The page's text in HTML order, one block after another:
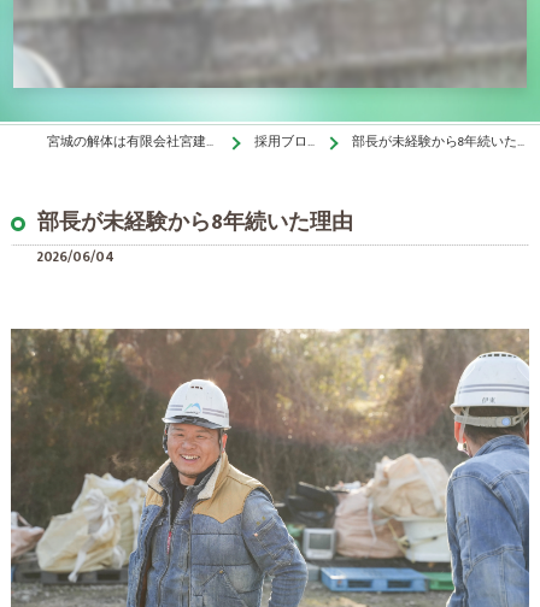
宮城の解体は有限会社宮建興業 採用ブログ 部長が未経験から8年続いた理由
部長が未経験から8年続いた理由
2026/06/04